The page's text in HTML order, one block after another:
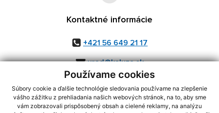
Používame cookies
Súbory cookie a ďalšie technológie sledovania používame na zlepšenie
vášho zážitku z prehliadania našich webových stránok, na to, aby sme
vám zobrazovali prispôsobený obsah a cielené reklamy, na analýzu
Kontaktné informácie
+421 56 649 21 17
urad@kaluza.sk
využite možnosť získavania aktuálnych informácií s využitím RSS